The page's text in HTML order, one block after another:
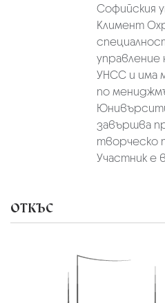
Софийския
Климент
управление
УНСС и има
по
завършва
творческо
Участник е
ОТКЪС